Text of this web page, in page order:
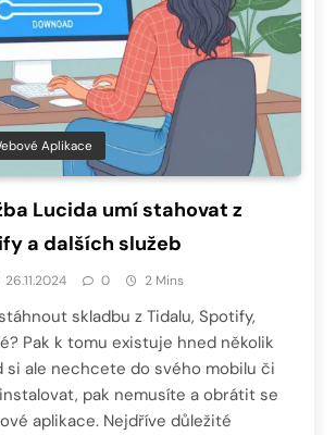
Aplikace
Lucida umí stahovat z
a dalších služeb
26.11.2024 0 2 Mins
skladbu z Tidalu, Spotify,
Pak k tomu existuje hned několik
si ale nechcete do svého mobilu či
pak nemusíte a obrátit se
aplikace. Nejdříve důležité